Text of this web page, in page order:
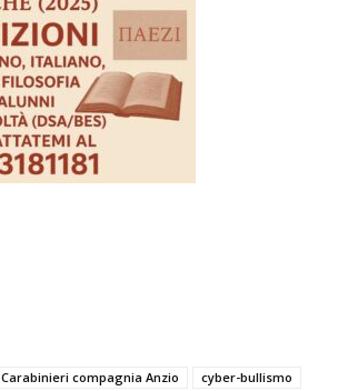
Carabinieri compagnia Anzio
cyber-bullismo